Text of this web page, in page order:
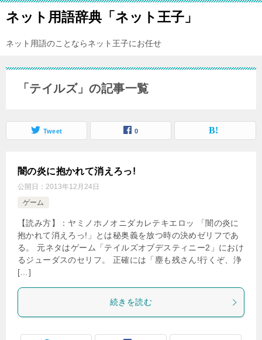
ネット用語辞典「ネット王子」
ネット用語のことならネット王子にお任せ
「テイルズ」の記事一覧
Tweet 0
闇の炎に抱かれて消えろっ!
公開日： 2013年12月24日
ゲーム
【読み方】：ヤミノホノオニダカレテキエロッ 「闇の炎に
抱かれて消えろっ!」とは秘奥義を放つ時の決めゼリフであ
る。 元ネタはゲーム「テイルズオブデスティニー2」におけ
るジューダスのセリフ。 正確には「塵も残さん!行くぞ、浄
[…]
続きを読む